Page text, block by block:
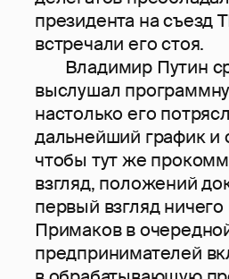
президента на съезд
встречали его стоя.
Владимир Путин
выслушал
настолько его
дальнейший график и
чтобы тут же
взгляд, положений
первый взгляд
Примаков в
предпринимателей